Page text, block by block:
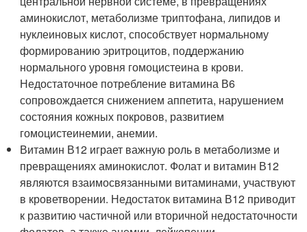
аминокислот, метаболизме триптофана, липидов и
нуклеиновых кислот, способствует нормальному
формированию эритроцитов, поддержанию
нормального уровня гомоцистеина в крови.
Недостаточное потребление витамина В6
сопровождается снижением аппетита, нарушением
состояния кожных покровов, развитием
гомоцистеинемии, анемии.
Витамин В12 играет важную роль в метаболизме и
превращениях аминокислот. Фолат и витамин В12
являются взаимосвязанными витаминами, участвуют
в кроветворении. Недостаток витамина В12 приводит
к развитию частичной или вторичной недостаточности